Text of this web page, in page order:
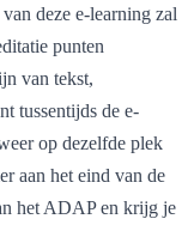
deze e-learning zal
punten
van tekst,
tussentijds de e-
op dezelfde plek
aan het eind van de
het ADAP en krijg je